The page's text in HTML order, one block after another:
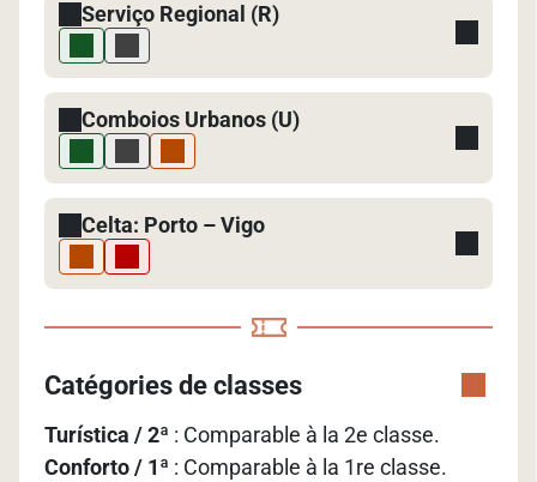
Serviço Regional (R)
Comboios Urbanos (U)
Celta: Porto – Vigo
Catégories de classes
Turística / 2ª : Comparable à la 2e classe.
Conforto / 1ª : Comparable à la 1re classe.